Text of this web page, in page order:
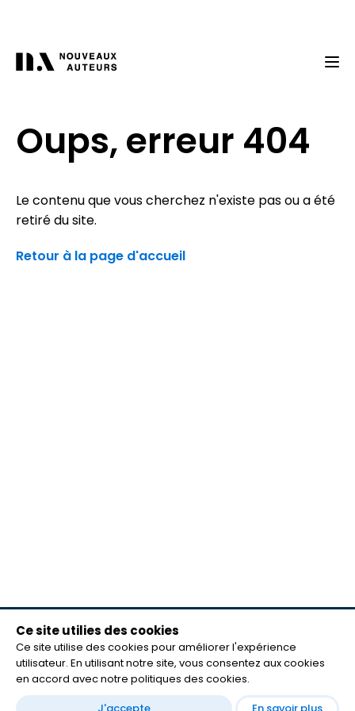
Oups, erreur 404
Le contenu que vous cherchez n'existe pas ou a été
retiré du site.
Retour à la page d'accueil
meilleurs lecteurs
FAQ
Contact
Ce site utilies des cookies
Ce site utilise des cookies pour améliorer l'expérience
utilisateur. En utilisant notre site, vous consentez aux cookies
en accord avec notre politiques des cookies.